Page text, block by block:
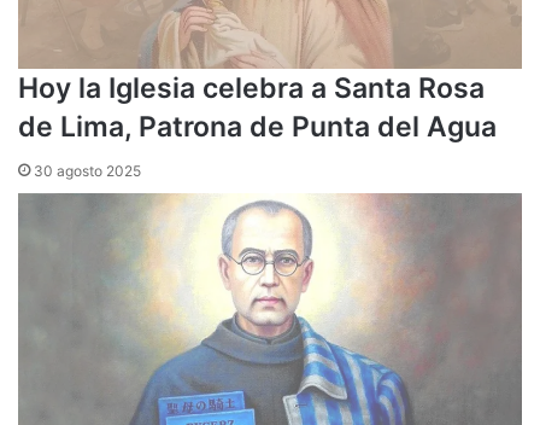
Hoy la Iglesia celebra a Santa Rosa
de Lima, Patrona de Punta del Agua
30 agosto 2025